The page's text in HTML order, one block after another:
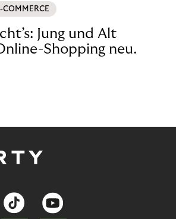
COMMERCE
Jung und Alt
Shopping neu.